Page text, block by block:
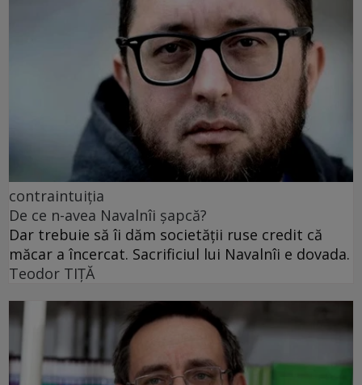
contraintuiția
De ce n-avea Navalnîi șapcă?
Dar trebuie să îi dăm societății ruse credit că
măcar a încercat. Sacrificiul lui Navalnîi e dovada.
Teodor TIŢĂ